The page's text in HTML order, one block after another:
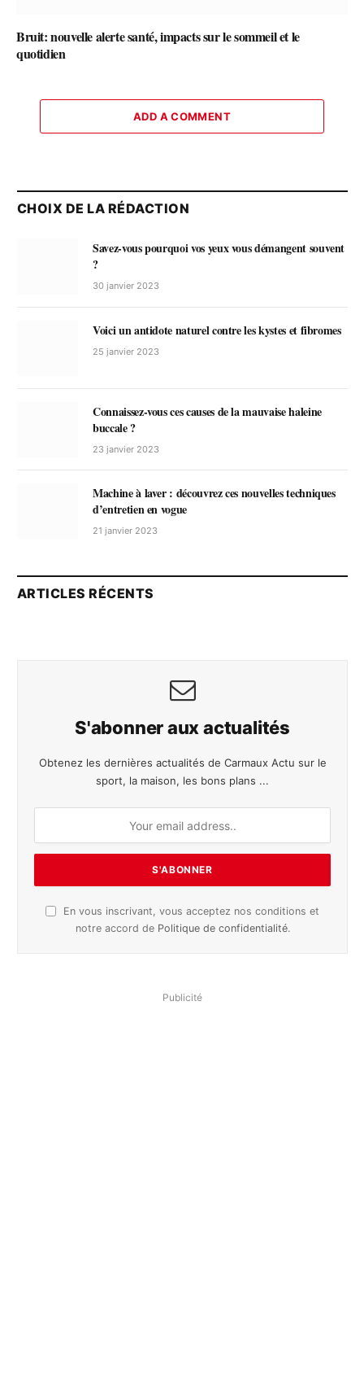
Bruit: nouvelle alerte santé, impacts sur le sommeil et le
quotidien
ADD A COMMENT
CHOIX DE LA RÉDACTION
Savez-vous pourquoi vos yeux vous démangent souvent
?
30 janvier 2023
Voici un antidote naturel contre les kystes et fibromes
25 janvier 2023
Connaissez-vous ces causes de la mauvaise haleine
buccale ?
23 janvier 2023
Machine à laver : découvrez ces nouvelles techniques
d’entretien en vogue
21 janvier 2023
ARTICLES RÉCENTS
S'abonner aux actualités
Obtenez les dernières actualités de Carmaux Actu sur le
sport, la maison, les bons plans ...
En vous inscrivant, vous acceptez nos conditions et
notre accord de Politique de confidentialité.
Publicité